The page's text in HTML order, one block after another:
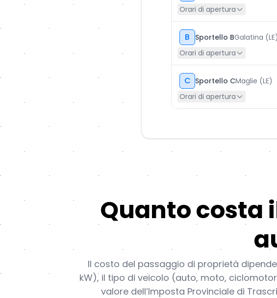
Orari di apertura
B Sportello BGalatina (LE)
Orari di apertura
C Sportello CMaglie (LE)
Orari di apertura
Quanto costa
Il costo del passaggio di proprietà
kW), il tipo di veicolo (auto, moto,
valore dell’Imposta Provinciale di